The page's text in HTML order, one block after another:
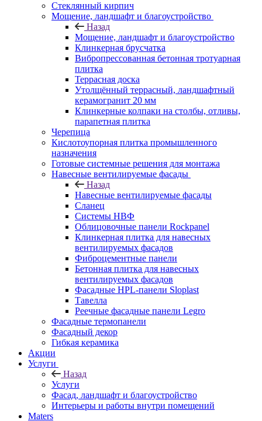
Cтеклянный кирпич
Мощение, ландшафт и благоустройство
Назад
Мощение, ландшафт и благоустройство
Клинкерная брусчатка
Вибропрессованная бетонная тротуарная
плитка
Террасная доска
Утолщённый террасный, ландшафтный
керамогранит 20 мм
Клинкерные колпаки на столбы, отливы,
парапетная плитка
Черепица
Кислотоупорная плитка промышленного
назначения
Готовые системные решения для монтажа
Навесные вентилируемые фасады
Назад
Навесные вентилируемые фасады
Сланец
Системы НВФ
Облицовочные панели Rockpanel
Клинкерная плитка для навесных
вентилируемых фасадов
Фиброцементные панели
Бетонная плитка для навесных
вентилируемых фасадов
Фасадные HPL-панели Sloplast
Тавелла
Реечные фасадные панели Legro
Фасадные термопанели
Фасадный декор
Гибкая керамика
Акции
Услуги
Назад
Услуги
Фасад, ландшафт и благоустройство
Интерьеры и работы внутри помещений
Maters